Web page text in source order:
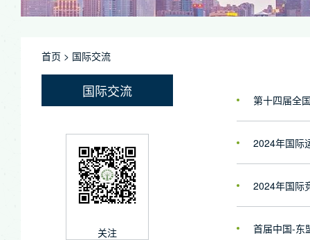
首页 > 国际交流
国际交流
关注
第十四届全
2024年国际
2024年国际
首届中国-东